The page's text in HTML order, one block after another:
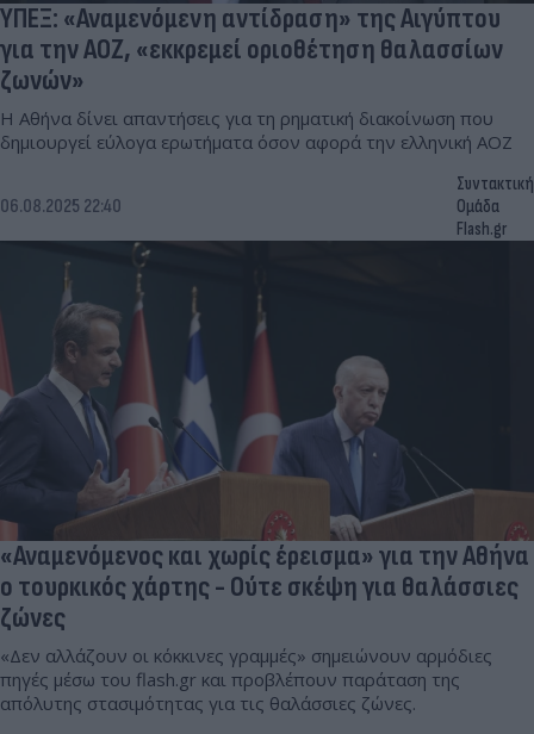
ΥΠΕΞ: «Αναμενόμενη αντίδραση» της Αιγύπτου
για την ΑΟΖ, «εκκρεμεί οριοθέτηση θαλασσίων
ζωνών»
Η Αθήνα δίνει απαντήσεις για τη ρηματική διακοίνωση που
δημιουργεί εύλογα ερωτήματα όσον αφορά την ελληνική ΑΟΖ
06.08.2025 22:40
Συντακτική
Ομάδα
Flash.gr
«Αναμενόμενος και χωρίς έρεισμα» για την Αθήνα
ο τουρκικός χάρτης - Ούτε σκέψη για θαλάσσιες
ζώνες
«Δεν αλλάζουν οι κόκκινες γραμμές» σημειώνουν αρμόδιες
πηγές μέσω του flash.gr και προβλέπουν παράταση της
απόλυτης στασιμότητας για τις θαλάσσιες ζώνες.